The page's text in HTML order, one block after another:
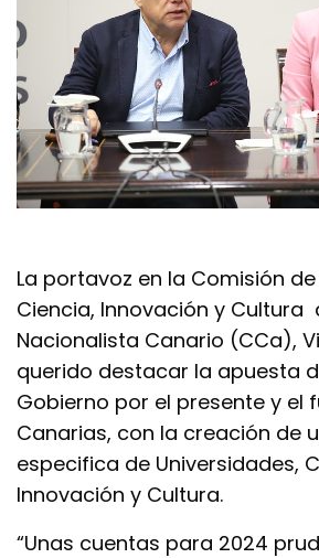
La portavoz en la Comisión
Ciencia, Innovación y Cultura
Nacionalista Canario (CCa),
querido destacar la apuesta
Gobierno por el presente y el
Canarias, con la creación de
especifica de Universidades,
Innovación y Cultura.
“Unas cuentas para 2024